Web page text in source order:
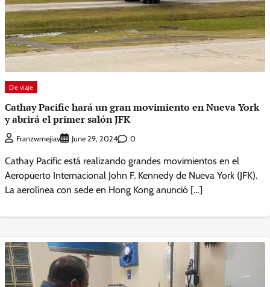
De viaje
Cathay Pacific hará un gran movimiento en Nueva York
y abrirá el primer salón JFK
Franzwmejiav June 29, 2024 0
Cathay Pacific está realizando grandes movimientos en el
Aeropuerto Internacional John F. Kennedy de Nueva York (JFK).
La aerolínea con sede en Hong Kong anunció […]